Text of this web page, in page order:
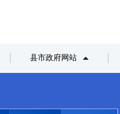
县市政府网站